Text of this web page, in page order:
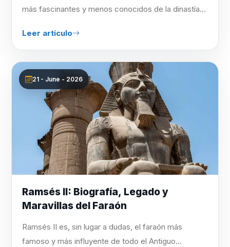
más fascinantes y menos conocidos de la dinastía...
Leer artículo
21 - June - 2026
Ramsés II: Biografía, Legado y
Maravillas del Faraón
Ramsés II es, sin lugar a dudas, el faraón más
famoso y más influyente de todo el Antiguo...